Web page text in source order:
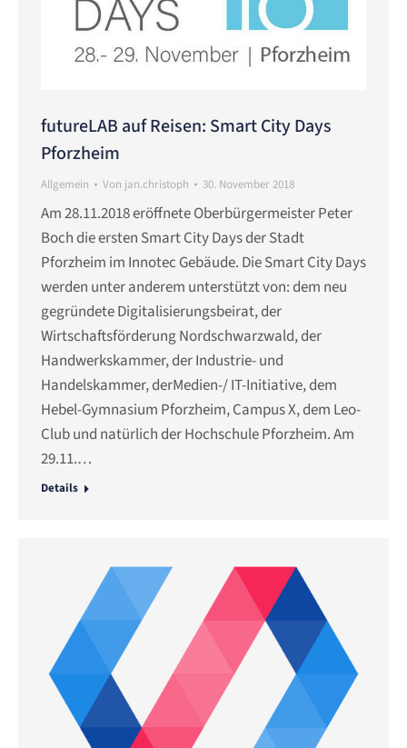
futureLAB auf Reisen: Smart City Days
Pforzheim
Allgemein Von jan.christoph 30. November 2018
Am 28.11.2018 eröffnete Oberbürgermeister Peter
Boch die ersten Smart City Days der Stadt
Pforzheim im Innotec Gebäude. Die Smart City Days
werden unter anderem unterstützt von: dem neu
gegründete Digitalisierungsbeirat, der
Wirtschaftsförderung Nordschwarzwald, der
Handwerkskammer, der Industrie- und
Handelskammer, derMedien-/ IT-Initiative, dem
Hebel-Gymnasium Pforzheim, Campus X, dem Leo-
Club und natürlich der Hochschule Pforzheim. Am
29.11.…
Details